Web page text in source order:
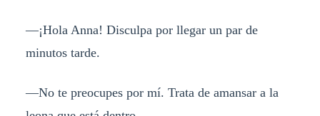
—¡Hola Anna! Disculpa por llegar un par de
minutos tarde.
—No te preocupes por mí. Trata de amansar a la